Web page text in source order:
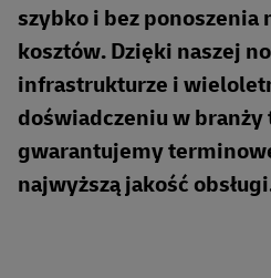
szybko i bez ponoszenia
kosztów. Dzięki naszej
infrastrukturze i
doświadczeniu w
gwarantujemy
najwyższą jakość